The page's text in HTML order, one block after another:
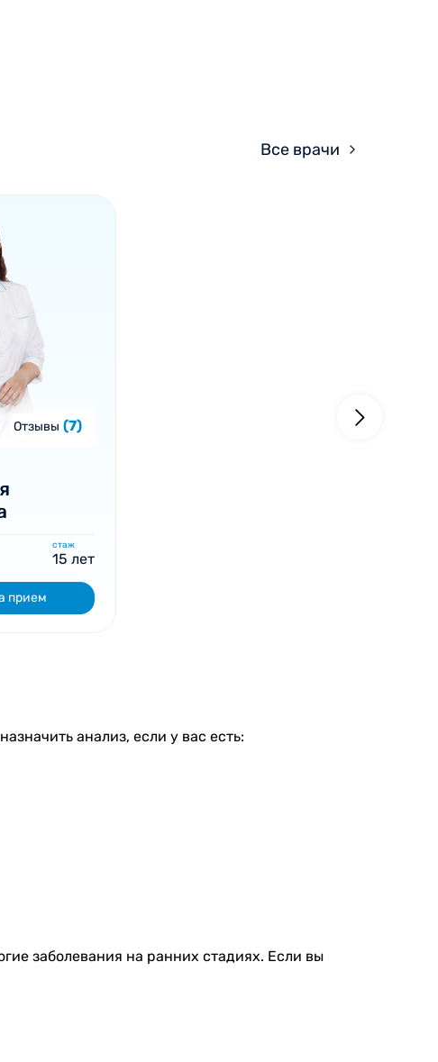
Все врачи
Отзывы (7)
стаж
15 лет
прием
анализ, если у вас есть:
заболевания на ранних стадиях. Если вы